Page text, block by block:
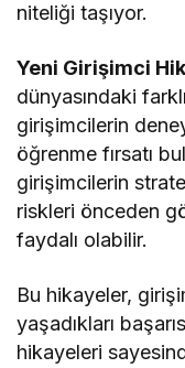
niteliği taşıyor.
Yeni Girişimci
dünyasındaki
girişimcilerin
öğrenme fırsatı
girişimcilerin
riskleri önceden
faydalı olabilir.
Bu hikayeler,
yaşadıkları
hikayeleri